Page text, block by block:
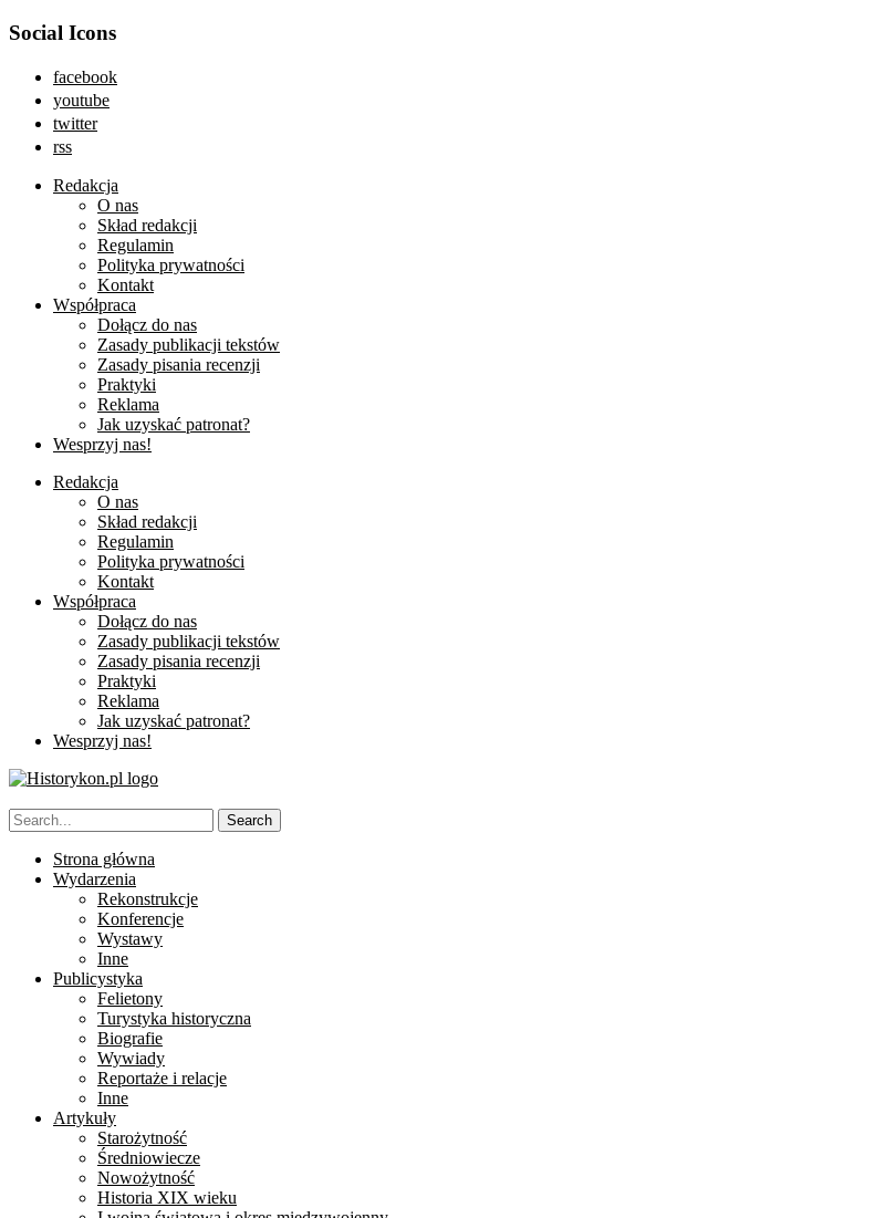
Social Icons
facebook
youtube
twitter
rss
Redakcja
O nas
Skład redakcji
Regulamin
Polityka prywatności
Kontakt
Współpraca
Dołącz do nas
Zasady publikacji tekstów
Zasady pisania recenzji
Praktyki
Reklama
Jak uzyskać patronat?
Wesprzyj nas!
Redakcja
O nas
Skład redakcji
Regulamin
Polityka prywatności
Kontakt
Współpraca
Dołącz do nas
Zasady publikacji tekstów
Zasady pisania recenzji
Praktyki
Reklama
Jak uzyskać patronat?
Wesprzyj nas!
Strona główna
Wydarzenia
Rekonstrukcje
Konferencje
Wystawy
Inne
Publicystyka
Felietony
Turystyka historyczna
Biografie
Wywiady
Reportaże i relacje
Inne
Artykuły
Starożytność
Średniowiecze
Nowożytność
Historia XIX wieku